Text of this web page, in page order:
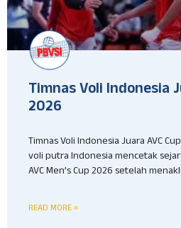
Timnas Voli Indonesia
2026
Timnas Voli Indonesia Juara AVC
voli putra Indonesia mencetak
AVC Men’s Cup 2026 setelah
READ MORE »